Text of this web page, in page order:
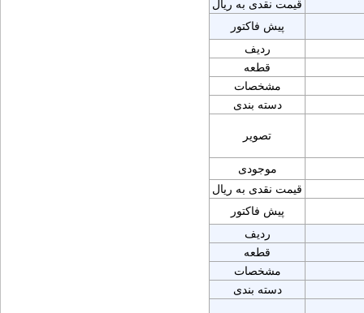
قیمت نقدی به ریال
پیش فاکتور
ردیف
قطعه
مشخصات
دسته بندی
تصویر
موجودی
قیمت نقدی به ریال
پیش فاکتور
ردیف
قطعه
مشخصات
دسته بندی